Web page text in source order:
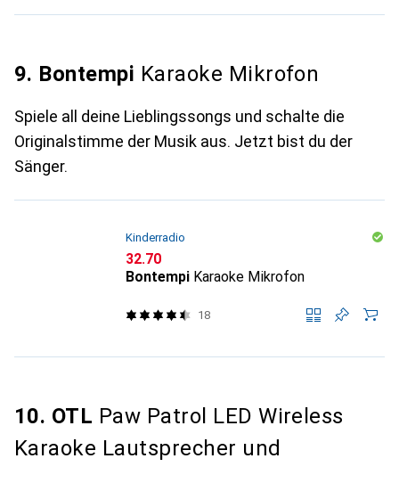
9. Bontempi Karaoke Mikrofon
Spiele all deine Lieblingssongs und schalte die
Originalstimme der Musik aus. Jetzt bist du der
Sänger.
Kinderradio
CHF
32.70
Bontempi Karaoke Mikrofon
18
10. OTL Paw Patrol LED Wireless
Karaoke Lautsprecher und